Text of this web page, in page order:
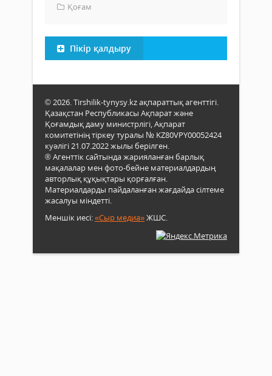
Қоғам
Пікір қалдыру
© 2026. Tirshilik-tynysy.kz ақпараттық агенттігі.
Қазақстан Республикасы Ақпарат және
Қоғамдық даму министрлігі, Ақпарат
комитетінің тіркеу туралы № KZ80VPY00052424
куәлігі 21.07.2022 жылы берілген.
® Агенттік сайтында жарияланған барлық
мақалалар мен фото-бейне материалдардың
авторлық құқықтары қорғалған.
Материалдарды пайдаланған жағдайда сілтеме
жасалуы міндетті.
Меншік иесі:«Сыр медиа»ЖШС.